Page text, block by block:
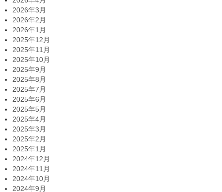
2026年3月
2026年2月
2026年1月
2025年12月
2025年11月
2025年10月
2025年9月
2025年8月
2025年7月
2025年6月
2025年5月
2025年4月
2025年3月
2025年2月
2025年1月
2024年12月
2024年11月
2024年10月
2024年9月